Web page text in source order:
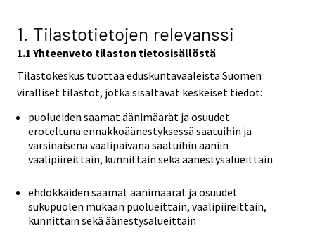
1. Tilastotietojen relevanssi
1.1 Yhteenveto tilaston tietosisällöstä
Tilastokeskus tuottaa eduskuntavaaleista Suomen
viralliset tilastot, jotka sisältävät keskeiset tiedot:
puolueiden saamat äänimäärät ja osuudet
eroteltuna ennakkoäänestyksessä saatuihin ja
varsinaisena vaalipäivänä saatuihin ääniin
vaalipiireittäin, kunnittain sekä äänestysalueittain
ehdokkaiden saamat äänimäärät ja osuudet
sukupuolen mukaan puolueittain, vaalipiireittäin,
kunnittain sekä äänestysalueittain